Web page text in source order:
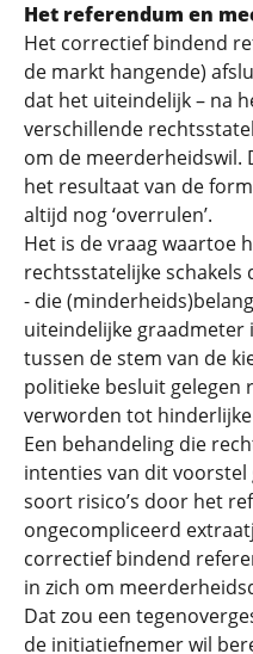
Het referendum en
Het correctief bindend
de markt hangende)
dat het uiteindelijk – na
verschillende
om de meerderheidswil.
het resultaat van de
altijd nog ‘overrulen’.
Het is de vraag waartoe
rechtsstatelijke
- die
uiteindelijke graadmeter
tussen de stem van de
politieke besluit gelegen
verworden tot
Een behandeling die
intenties van dit
soort risico’s door het
ongecompliceerd
correctief bindend
in zich om
Dat zou een
de initiatiefnemer wil